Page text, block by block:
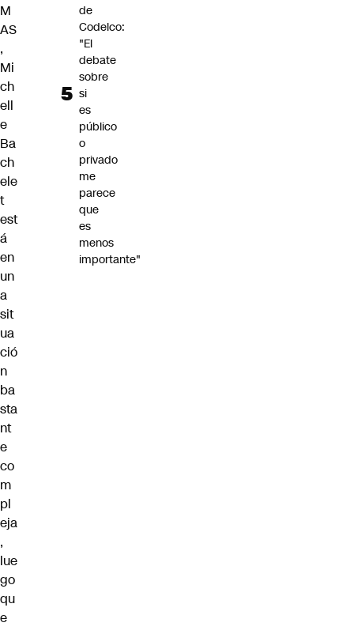
M
AS
,
Mi
ch
ell
e
Ba
ch
ele
t
est
á
en
un
a
sit
ua
ció
n
ba
sta
nt
e
co
m
pl
eja
,
lue
go
qu
e
de
Codelco:
"El
debate
sobre
si
es
público
o
privado
me
parece
que
es
menos
importante"